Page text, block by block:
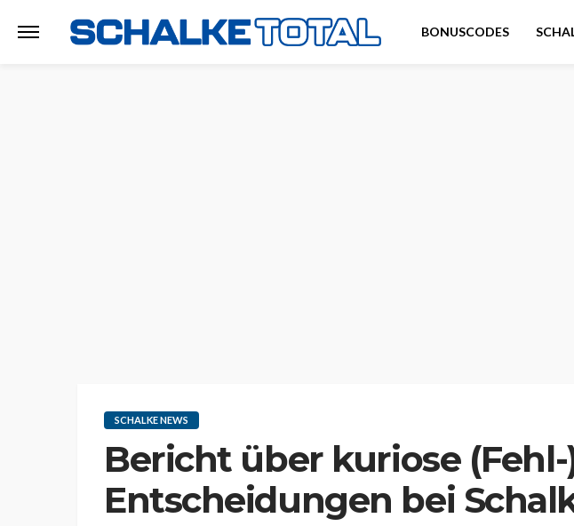
BONUSCODES
SCHALKE NEWS
Bericht über kuriose (Fehl-
Entscheidungen bei